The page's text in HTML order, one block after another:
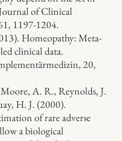
of Clinical
1197-1204.
Homeopathy: Meta-
clinical data.
20,
A. R., Reynolds, J.
H. J. (2000).
of rare adverse
a biological